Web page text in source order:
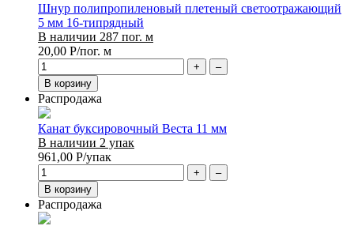
Шнур полипропиленовый плетеный светоотражающий
5 мм 16-типрядный
В наличии 287 пог. м
20,00 Р/пог. м
+
–
В корзину
Распродажа
Канат буксировочный Веста 11 мм
В наличии 2 упак
961,00 Р/упак
+
–
В корзину
Распродажа